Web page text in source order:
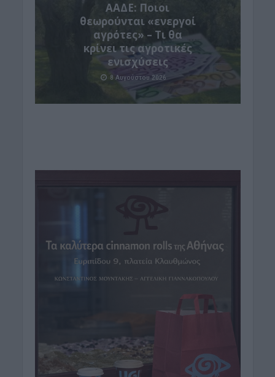
ΑΑΔΕ: Ποιοι
θεωρούνται «ενεργοί
αγρότες» – Τι θα
κρίνει τις αγροτικές
ενισχύσεις
8 Αυγούστου 2026